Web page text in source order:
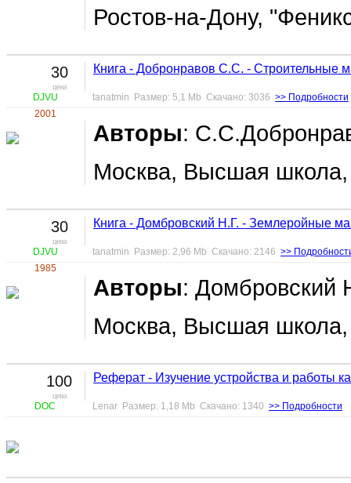
Ростов-на-Дону,
30
цена
DJVU
2001
Книга - Добронравов С.С. - Строительные
tanatmin Размер: 5,1 Mb Скачано: 3036 >> Подробности
Авторы:
Москва, Высшая школа,
30
цена
DJVU
1985
Книга - Домбровский Н.Г. - Землеройные
tanatmin Размер: 2,96 Mb Скачано: 2146 >>
Авторы: Домбровский
Москва, Высшая школа,
100
цена
DOC
Реферат - Изучение устройства и работы
Lenar Размер: 1,18 Mb Скачано: 1340 >> Подробности